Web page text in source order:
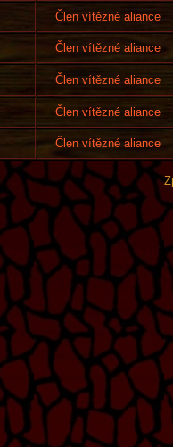
Člen vítězné aliance
Člen vítězné aliance
Člen vítězné aliance
Člen vítězné aliance
Člen vítězné aliance